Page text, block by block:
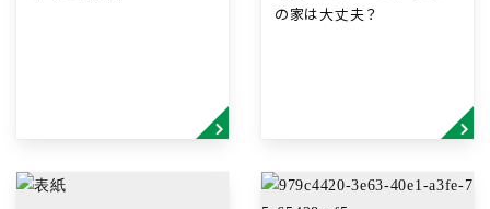
の家は大丈夫？